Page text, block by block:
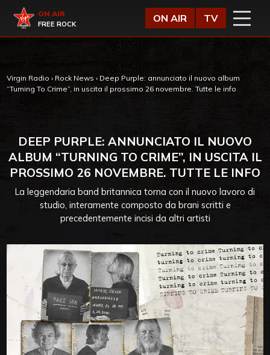
Virgin Radio
ON AIR
FREE ROCK
ON AIR TV
Virgin Radio › Rock News › Deep Purple: annunciato il nuovo album
“Turning To Crime”, in uscita il prossimo 26 novembre. Tutte le info
DEEP PURPLE: ANNUNCIATO IL NUOVO
ALBUM “TURNING TO CRIME”, IN USCITA IL
PROSSIMO 26 NOVEMBRE. TUTTE LE INFO
La leggendaria band britannica torna con il nuovo lavoro di
studio, interamente composto da brani scritti e
precedentemente incisi da altri artisti